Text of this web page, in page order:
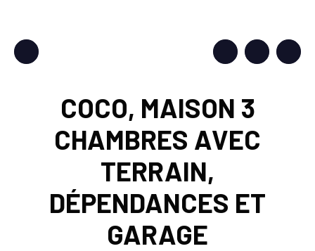
COCO, MAISON 3
CHAMBRES AVEC
TERRAIN,
DÉPENDANCES ET
GARAGE